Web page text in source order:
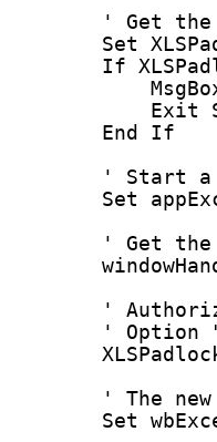
' Get the
Set
If
Exit
End If
' Start a
Set
' Get the
'
' Option
' The
Set